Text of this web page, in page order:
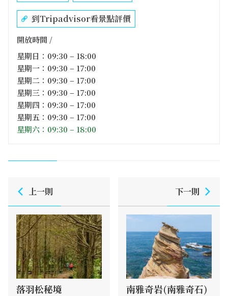
到Tripadvisor看景點評價
開放時間 /
星期日：09:30 – 18:00
星期一：09:30 – 17:00
星期二：09:30 – 17:00
星期三：09:30 – 17:00
星期四：09:30 – 17:00
星期五：09:30 – 17:00
星期六：09:30 – 18:00
上一則
落羽松秘境
下一則
南雅奇岩(南雅奇石)